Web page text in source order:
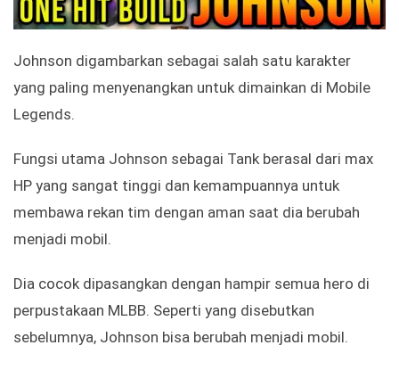
Johnson digambarkan sebagai salah satu karakter
yang paling menyenangkan untuk dimainkan di Mobile
Legends.
Fungsi utama Johnson sebagai Tank berasal dari max
HP yang sangat tinggi dan kemampuannya untuk
membawa rekan tim dengan aman saat dia berubah
menjadi mobil.
Dia cocok dipasangkan dengan hampir semua hero di
perpustakaan MLBB. Seperti yang disebutkan
sebelumnya, Johnson bisa berubah menjadi mobil.